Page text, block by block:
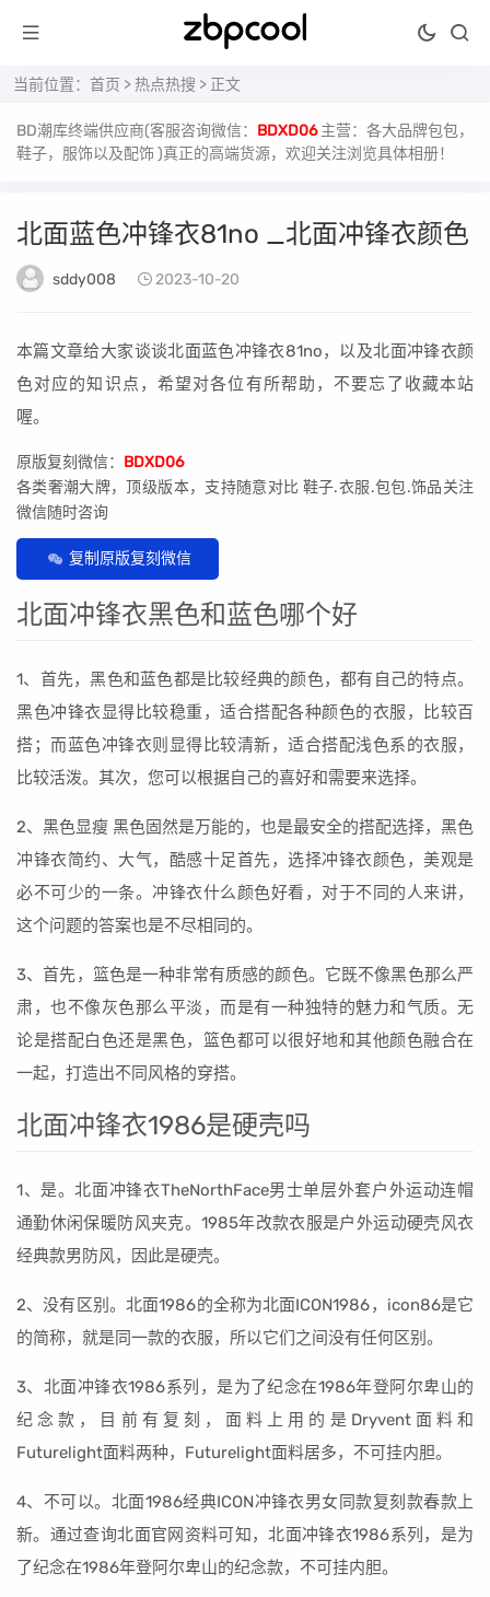
当前位置： 首页 >热点热搜 > 正文
BD潮库终端供应商(客服咨询微信： BDXD06 主营：各大品牌包包，
鞋子，服饰以及配饰 )真正的高端货源，欢迎关注浏览具体相册！
北面蓝色冲锋衣81no _北面冲锋衣颜色
sddy008 2023-10-20
本篇文章给大家谈谈北面蓝色冲锋衣81no，以及北面冲锋衣颜
色对应的知识点，希望对各位有所帮助，不要忘了收藏本站
喔。
原版复刻微信： BDXD06
各类奢潮大牌，顶级版本，支持随意对比 鞋子.衣服.包包.饰品关注
微信随时咨询
复制原版复刻微信
北面冲锋衣黑色和蓝色哪个好
1、首先，黑色和蓝色都是比较经典的颜色，都有自己的特点。
黑色冲锋衣显得比较稳重，适合搭配各种颜色的衣服，比较百
搭；而蓝色冲锋衣则显得比较清新，适合搭配浅色系的衣服，
比较活泼。其次，您可以根据自己的喜好和需要来选择。
2、黑色显瘦 黑色固然是万能的，也是最安全的搭配选择，黑色
冲锋衣简约、大气，酷感十足首先，选择冲锋衣颜色，美观是
必不可少的一条。冲锋衣什么颜色好看，对于不同的人来讲，
这个问题的答案也是不尽相同的。
3、首先，篮色是一种非常有质感的颜色。它既不像黑色那么严
肃，也不像灰色那么平淡，而是有一种独特的魅力和气质。无
论是搭配白色还是黑色，篮色都可以很好地和其他颜色融合在
一起，打造出不同风格的穿搭。
北面冲锋衣1986是硬壳吗
1、是。北面冲锋衣TheNorthFace男士单层外套户外运动连帽
通勤休闲保暖防风夹克。1985年改款衣服是户外运动硬壳风衣
经典款男防风，因此是硬壳。
2、没有区别。北面1986的全称为北面ICON1986，icon86是它
的简称，就是同一款的衣服，所以它们之间没有任何区别。
3、北面冲锋衣1986系列，是为了纪念在1986年登阿尔卑山的
纪念款，目前有复刻，面料上用的是Dryvent面料和
Futurelight面料两种，Futurelight面料居多，不可挂内胆。
4、不可以。北面1986经典ICON冲锋衣男女同款复刻款春款上
新。通过查询北面官网资料可知，北面冲锋衣1986系列，是为
了纪念在1986年登阿尔卑山的纪念款，不可挂内胆。